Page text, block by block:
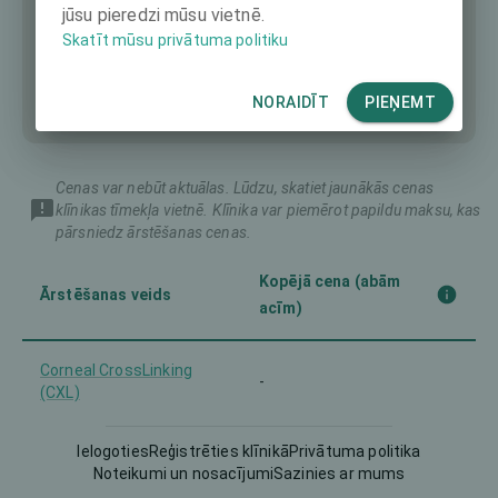
Cenas var nebūt aktuālas. Lūdzu, skatiet jaunākās cenas
klīnikas tīmekļa vietnē. Klīnika var piemērot papildu maksu, kas
pārsniedz ārstēšanas cenas.
Ārstēšanas veids
Kopējā cena (abām
acīm)
Corneal CrossLinking
(CXL)
-
Femto-LASIK 3990 €
IelogotiesReģistrēties klīnikāPrivātuma politika
Noteikumi un nosacījumiSazinies ar mums
jūsu pieredzi mūsu vietnē.
Skatīt mūsu privātuma politiku
NORAIDĪT PIEŅEMT